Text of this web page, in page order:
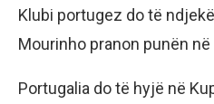
Klubi portugez do të
Mourinho pranon punën
Portugalia do të hyjë në